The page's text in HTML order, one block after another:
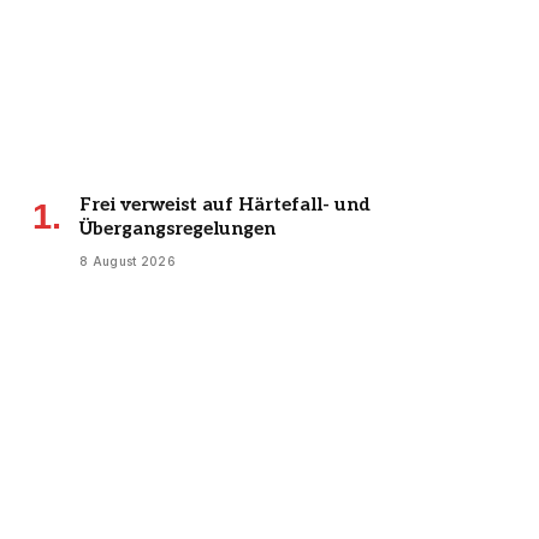
Frei verweist auf Härtefall- und
Übergangsregelungen
8 August 2026